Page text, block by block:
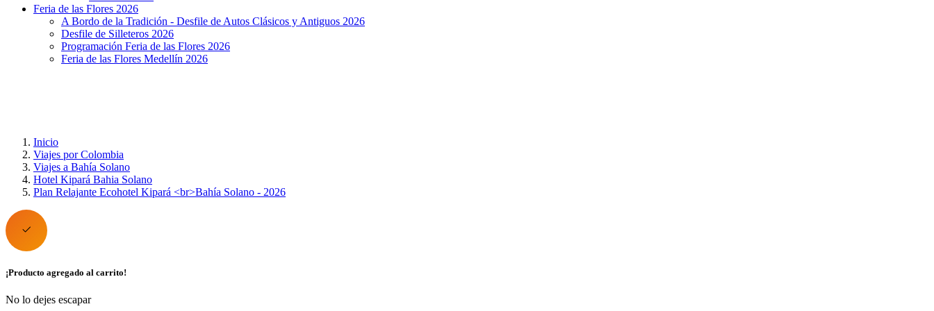
Feria de las Flores 2026
A Bordo de la Tradición - Desfile de Autos Clásicos y Antiguos 2026
Desfile de Silleteros 2026
Programación Feria de las Flores 2026
Feria de las Flores Medellín 2026
Inicio
Viajes por Colombia
Viajes a Bahía Solano
Hotel Kipará Bahia Solano
Plan Relajante Ecohotel Kipará <br>Bahía Solano - 2026
¡Producto agregado al carrito!
No lo dejes escapar